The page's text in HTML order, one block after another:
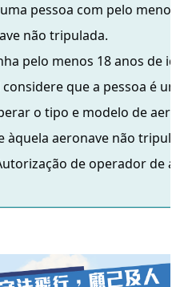
pessoa com pelo
não tripulada.
pelo menos 18 anos de
que a pessoa é
o tipo e modelo de
aeronave não
de operador de